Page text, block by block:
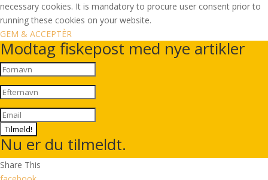
necessary cookies. It is mandatory to procure user consent prior to
running these cookies on your website.
GEM & ACCEPTÈR
Modtag fiskepost med nye artikler
Tilmeld!
Nu er du tilmeldt.
Share This